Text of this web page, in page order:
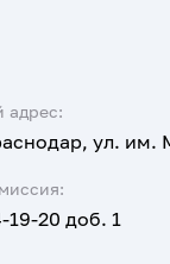
адрес:
ул.
19-20 доб. 1